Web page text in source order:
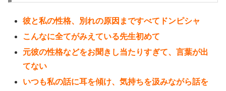
彼と私の性格、別れの原因まですべてドンピシャ
こんなに全てがみえている先生初めて
元彼の性格などをお聞きし当たりすぎて、言葉が出
てない
いつも私の話に耳を傾け、気持ちを汲みながら話を